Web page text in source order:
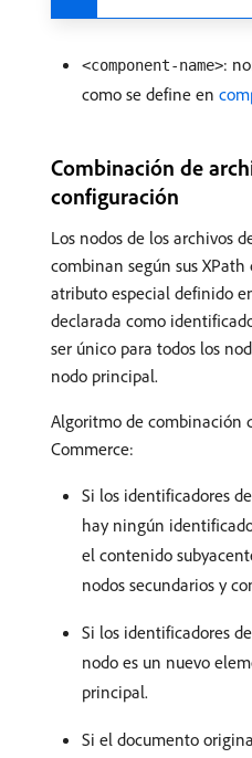
<component-name>:
como se define en
Combinación de
configuración
Los nodos de los archivos
combinan según sus
atributo especial definido
declarada como
ser único para todos los
nodo principal.
Algoritmo de combinación
Commerce:
Si los identificadores
hay ningún
el contenido
nodos secundarios y
Si los identificadores
nodo es un nuevo
principal.
Si el documento